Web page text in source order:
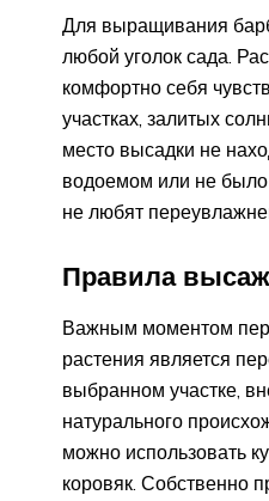
Для выращивания
любой уголок сада.
комфортно себя
участках, залитых
место высадки не
водоемом или не
не любят
Правила
Важным моментом
растения является
выбранном участке,
натурального
можно использовать
коровяк. Собственно